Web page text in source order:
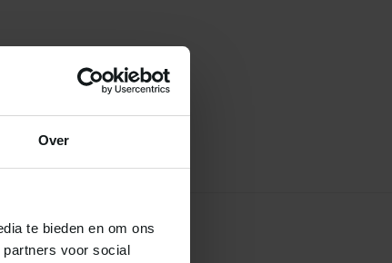
Over
te bieden en om ons
voor social